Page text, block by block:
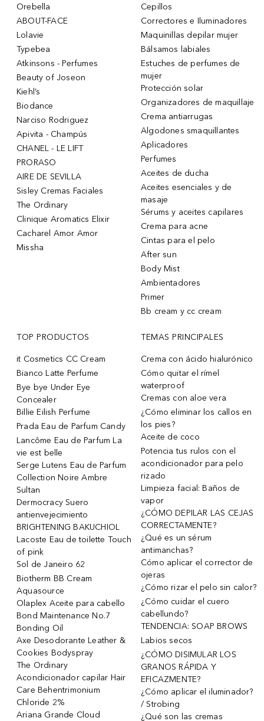
Orebella
ABOUT-FACE
Lolavie
Typebea
Atkinsons - Perfumes
Beauty of Joseon
Kiehl’s
Biodance
Narciso Rodriguez
Apivita - Champús
CHANEL - LE LIFT
PRORASO
AIRE DE SEVILLA
Sisley Cremas Faciales
The Ordinary
Clinique Aromatics Elixir
Cacharel Amor Amor
Missha
Cepillos
Correctores e Iluminadores
Maquinillas depilar mujer
Bálsamos labiales
Estuches de perfumes de
mujer
Protección solar
Organizadores de maquillaje
Crema antiarrugas
Algodones smaquillantes
Aplicadores
Perfumes
Aceites de ducha
Aceites esenciales y de
masaje
Sérums y aceites capilares
Crema para acne
Cintas para el pelo
After sun
Body Mist
Ambientadores
Primer
Bb cream y cc cream
TOP PRODUCTOS
it Cosmetics CC Cream
Bianco Latte Perfume
Bye bye Under Eye
Concealer
Billie Eilish Perfume
Prada Eau de Parfum Candy
Lancôme Eau de Parfum La
vie est belle
Serge Lutens Eau de Parfum
Collection Noire Ambre
Sultan
Dermocracy Suero
antienvejecimiento
BRIGHTENING BAKUCHIOL
Lacoste Eau de toilette Touch
of pink
Sol de Janeiro 62
Biotherm BB Cream
Aquasource
Olaplex Aceite para cabello
Bond Maintenance No.7
Bonding Oil
Axe Desodorante Leather &
Cookies Bodyspray
The Ordinary
Acondicionador capilar Hair
Care Behentrimonium
Chloride 2%
Ariana Grande Cloud
TEMAS PRINCIPALES
Crema con ácido hialurónico
Cómo quitar el rímel
waterproof
Cremas con aloe vera
¿Cómo eliminar los callos en
los pies?
Aceite de coco
Potencia tus rulos con el
acondicionador para pelo
rizado
Limpieza facial: Baños de
vapor
¿CÓMO DEPILAR LAS CEJAS
CORRECTAMENTE?
¿Qué es un sérum
antimanchas?
Cómo aplicar el corrector de
ojeras
¿Cómo rizar el pelo sin calor?
¿Cómo cuidar el cuero
cabellundo?
TENDENCIA: SOAP BROWS
Labios secos
¿CÓMO DISIMULAR LOS
GRANOS RÁPIDA Y
EFICAZMENTE?
¿Cómo aplicar el iluminador?
/ Strobing
¿Qué son las cremas